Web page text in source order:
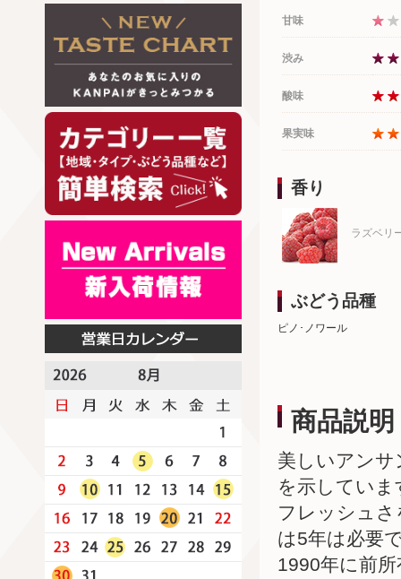
甘味
渋み
酸味
果実味
香り
ラズベリ
ぶどう品種
ピノ･ノワール
商品説明
美しいアンサ
を示してい
フレッシュ
は5年は必要
1990年に前